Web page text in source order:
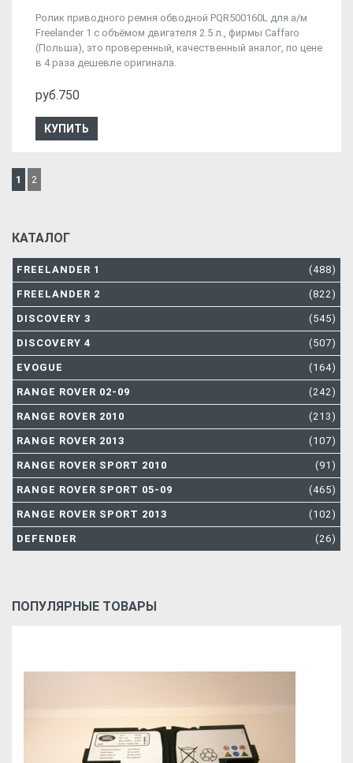
Ролик приводного ремня обводной PQR500160L для а/м
Freelander 1 с объёмом двигателя 2.5 л., фирмы Caffaro
(Польша), это проверенный, качественный аналог, по цене
в 4 раза дешевле оригинала.
руб.750
КУПИТЬ
1 2
КАТАЛОГ
FREELANDER 1 (488)
FREELANDER 2 (822)
DISCOVERY 3 (545)
DISCOVERY 4 (507)
EVOGUE (164)
RANGE ROVER 02-09 (242)
RANGE ROVER 2010 (213)
RANGE ROVER 2013 (107)
RANGE ROVER SPORT 2010 (91)
RANGE ROVER SPORT 05-09 (465)
RANGE ROVER SPORT 2013 (102)
DEFENDER (26)
ПОПУЛЯРНЫЕ ТОВАРЫ